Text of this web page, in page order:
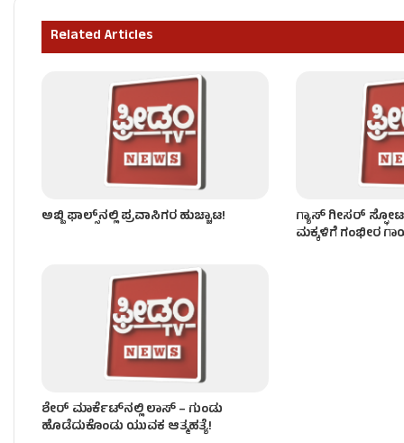
ಫೈನಾನ್ಸ್​​ ಕಿರುಕುಳಕ್ಕೆ ಬೇಸತ್ತು ಮಕ್ಕಳೊಂದಿಗೆ ತಾಯಿ ಆತ್ಮಹತ್ಯೆ!​
Related Articles
ಅಬ್ಬಿ ಫಾಲ್ಸ್​ನಲ್ಲಿ ಪ್ರವಾಸಿಗರ ಹುಚ್ಚಾಟ!
ಗ್ಯಾಸ್ ಗೀಸರ್​​ ಸ್ಫೋಟ
ಮಕ್ಕಳಿಗೆ ಗಂಭೀರ
ಶೇರ್ ಮಾರ್ಕೆಟ್​ನಲ್ಲಿ ಲಾಸ್ – ಗುಂಡು
ಹೊಡೆದುಕೊಂಡು ಯುವಕ ಆತ್ಮಹತ್ಯೆ!